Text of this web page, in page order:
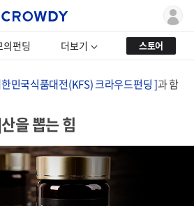
의펀딩 더보기 스토어
민국식품대전(KFS) 크라우드펀딩 ]과 함
을 뽑는 힘